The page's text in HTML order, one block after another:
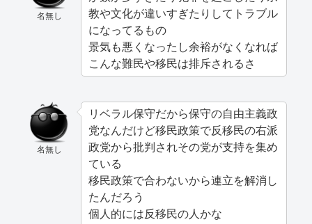
名無し
教や文化が違いすぎたりしてトラブル
になってるもの
景気も悪くなったし余裕がなくなれば
こんな難民や移民は排斥されるさ
名無し
リベラル保守だから保守の自由主義政
党なんだけど移民政策で反移民の右派
政党から批判されその党が支持を集め
ている
移民政策で合わないから連立を解消し
たんだろう
個人的には反移民の人かな